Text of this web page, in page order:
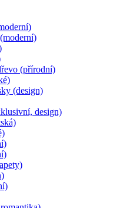
(přírodní)
(design)
design)